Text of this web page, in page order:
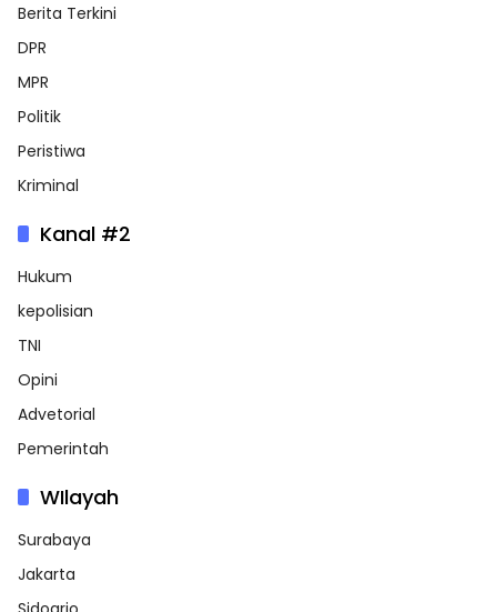
Berita Terkini
DPR
MPR
Politik
Peristiwa
Kriminal
Kanal #2
Hukum
kepolisian
TNI
Opini
Advetorial
Pemerintah
WIlayah
Surabaya
Jakarta